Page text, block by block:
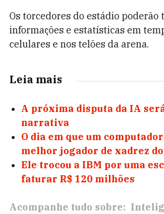
Os torcedores do estádio poderão
informações e estatísticas em
celulares e nos telões da arena.
Leia mais
A próxima disputa da IA
narrativa
O dia em que um
melhor jogador de xadrez
Ele trocou a IBM por uma
faturar R$ 120 milhões
Acompanhe tudo sobre: